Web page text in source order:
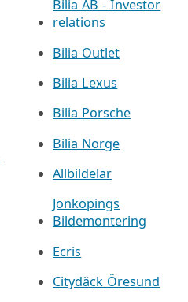
Bilia AB - Investor
relations
Bilia Outlet
Bilia Lexus
Bilia Porsche
Bilia Norge
Allbildelar
Jönköpings
Bildemontering
Ecris
Citydäck Öresund